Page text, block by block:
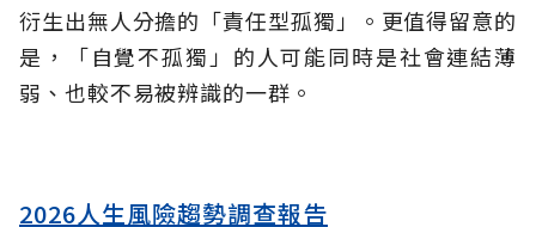
衍生出無人分擔的「責任型孤獨」。更值得留意的
是，「自覺不孤獨」的人可能同時是社會連結薄
弱、也較不易被辨識的一群。
2026人生風險趨勢調查報告